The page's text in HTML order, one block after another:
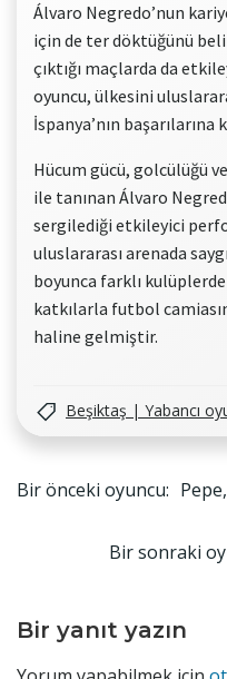
Álvaro Negredo’nun
için de ter döktüğünü
çıktığı maçlarda da
oyuncu, ülkesini
İspanya’nın başarılarına
Hücum gücü, golcülüğü
ile tanınan Álvaro
sergilediği etkileyici
uluslararası arenada
boyunca farklı
katkılarla futbol
haline gelmiştir.
Beşiktaş | Yabancı
Yazı
Bir önceki oyuncu:
Yazı
Bir sonraki
Bir yanıt yazın